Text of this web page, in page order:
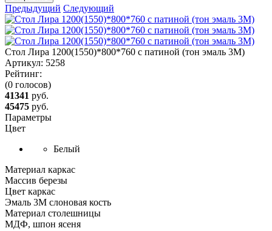
Предыдущий Следующий
Стол Лира 1200(1550)*800*760 с патиной (тон эмаль 3М)
Артикул: 5258
Рейтинг:
(0 голосов)
41341 руб.
45475 руб.
Параметры
Цвет
Белый
Материал каркас
Массив березы
Цвет каркас
Эмаль 3М слоновая кость
Материал столешницы
МДФ, шпон ясеня